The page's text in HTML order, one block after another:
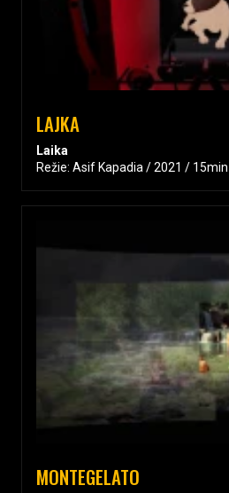
LAJKA
Laika
Režie: Asif Kapadia / 2021 / 15min
MONTEGELATO